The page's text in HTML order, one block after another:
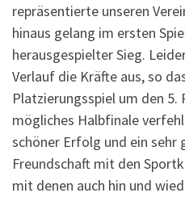
repräsentierte unseren
hinaus gelang im ersten
herausgespielter Sieg.
Verlauf die Kräfte aus, so
Platzierungsspiel um den 5.
mögliches Halbfinale
schöner Erfolg und ein sehr
Freundschaft mit den
mit denen auch hin und